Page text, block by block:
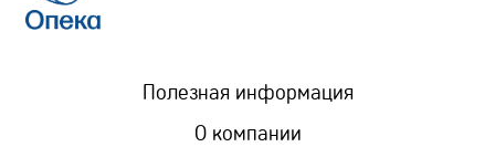
Полезная информация
О компании